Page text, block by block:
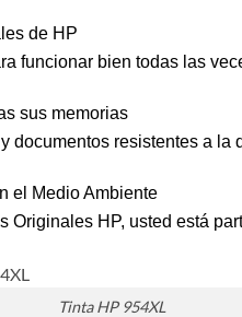
de HP
funcionar bien todas las
sus memorias
y documentos resistentes a
el Medio Ambiente
Originales HP, usted está
Tinta HP 954XL